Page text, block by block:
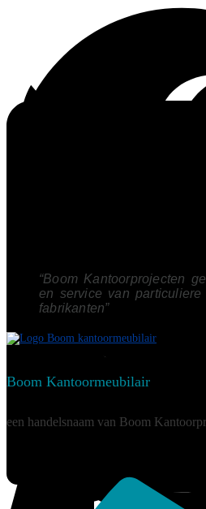
“Boom Kantoorprojecten
en service van particuliere
fabrikanten”
Boom Kantoormeubilair
een handelsnaam van Boom